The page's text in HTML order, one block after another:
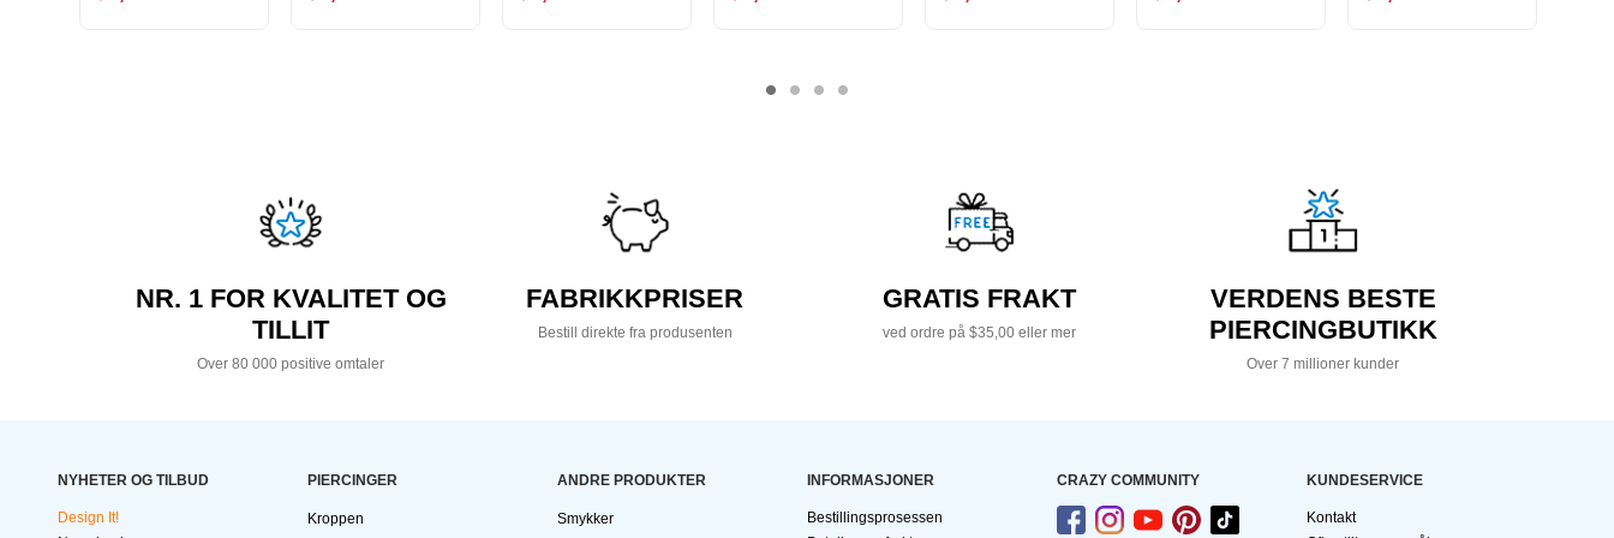
NR. 1 FOR KVALITET OG
TILLIT
Over 80 000 positive omtaler
FABRIKKPRISER
Bestill direkte fra produsenten
GRATIS FRAKT
ved ordre på $35,00 eller mer
VERDENS BESTE
PIERCINGBUTIKK
Over 7 millioner kunder
NYHETER OG TILBUD
Design It!
PIERCINGER
Kroppen
ANDRE PRODUKTER
Smykker
INFORMASJONER
Bestillingsprosessen
CRAZY COMMUNITY KUNDESERVICE
Kontakt